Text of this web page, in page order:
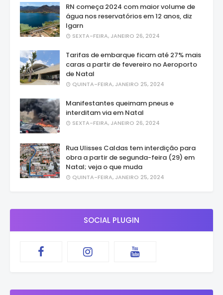
RN começa 2024 com maior volume de
água nos reservatórios em 12 anos, diz
Igarn
SEXTA-FEIRA, JANEIRO 26, 2024
Tarifas de embarque ficam até 27% mais
caras a partir de fevereiro no Aeroporto
de Natal
QUINTA-FEIRA, JANEIRO 25, 2024
Manifestantes queimam pneus e
interditam via em Natal
SEXTA-FEIRA, JANEIRO 26, 2024
Rua Ulisses Caldas tem interdição para
obra a partir de segunda-feira (29) em
Natal; veja o que muda
QUINTA-FEIRA, JANEIRO 25, 2024
SOCIAL PLUGIN